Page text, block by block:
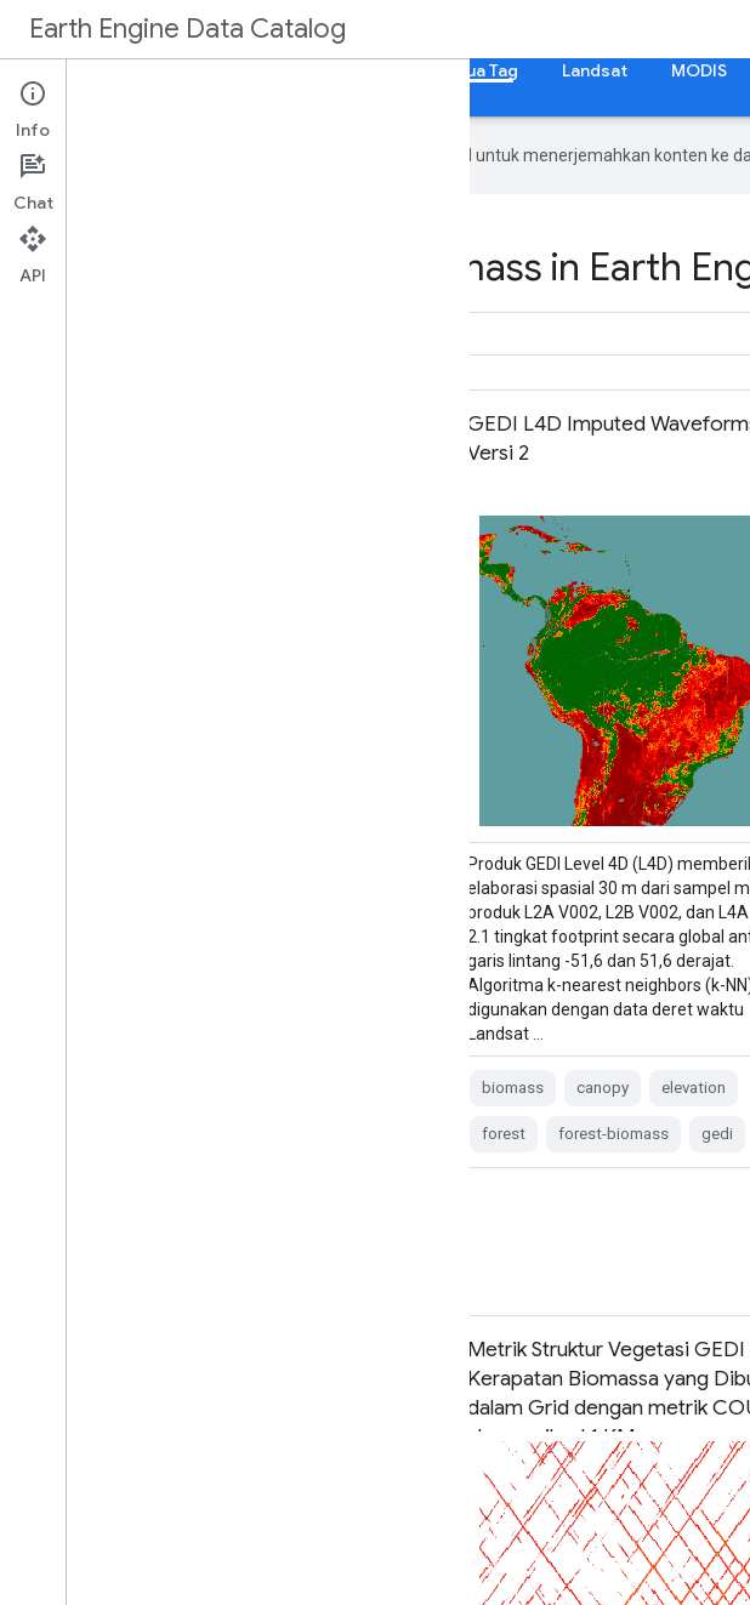
Earth Engine Data Catalog
Semua Tag Landsat MODIS
Google menggunakan teknologi AI untuk menerjemahkan konten ke
Datasets tagged biomass in Earth
GEDI L4D Imputed
Versi 2
Produk GEDI Level 4D (L4D)
elaborasi spasial 30 m dari sampel
produk L2A V002, L2B V002, dan
2.1 tingkat footprint secara global
garis lintang -51,6 dan 51,6 derajat.
Algoritma k-nearest neighbors (k-
digunakan dengan data deret waktu
Landsat …
biomass canopy elevation
forest forest-biomass gedi
Metrik Struktur Vegetasi GEDI
Kerapatan Biomassa yang
dalam Grid dengan metrik
ukuran piksel 1 KM
Info
Chat
API